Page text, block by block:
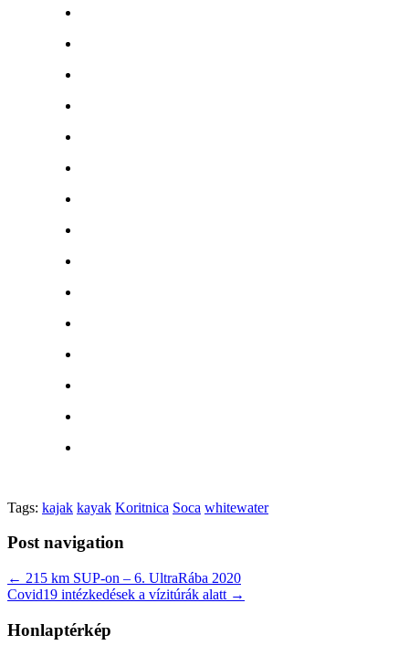
Tags: kajak kayak Koritnica Soca whitewater
Post navigation
← 215 km SUP-on – 6. UltraRába 2020
Covid19 intézkedések a vízitúrák alatt →
Honlaptérkép